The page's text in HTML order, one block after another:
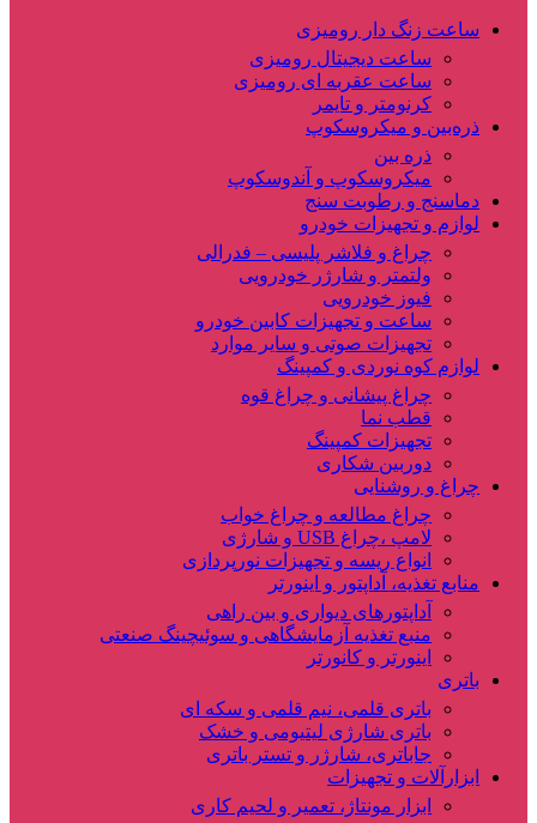
ساعت زنگ دار رومیزی
ساعت دیجیتال رومیزی
ساعت عقربه ای رومیزی
کرنومتر و تایمر
ذره‌بین و میکروسکوپ
ذره بین
میکروسکوپ و آندوسکوپ
دماسنج و رطوبت سنج
لوازم و تجهیزات خودرو
چراغ و فلاشر پلیسی – فدرالی
ولتمتر و شارژر خودرویی
فیوز خودرویی
ساعت و تجهیزات کابین خودرو
تجهیزات صوتی و سایر موارد
لوازم کوه نوردی و کمپینگ
چراغ پیشانی و چراغ قوه
قطب نما
تجهیزات کمپینگ
دوربین شکاری
چراغ و روشنایی
چراغ مطالعه و چراغ خواب
لامپ ،چراغ USB و شارژی
انواع ریسه و تجهیزات نورپردازی
منابع تغذیه، آداپتور و اینورتر
آداپتورهای دیواری و بین راهی
منبع تغذیه آزمایشگاهی و سوئیچینگ صنعتی
اینورتر و کانورتر
باتری
باتری قلمی، نیم قلمی و سکه ای
باتری شارژی لیتیومی و خشک
جاباتری، شارژر و تستر باتری
ابزارآلات و تجهیزات
ابزار مونتاژ، تعمیر و لحیم کاری